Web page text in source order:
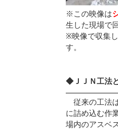
※この映像は
生した現場で
※映像で収集
す。
◆ＪＪＮ工法
従来の工法
に詰め込む作
場内のアスベ